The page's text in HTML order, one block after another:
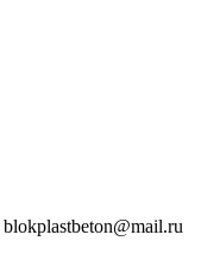
blokplastbeton@mail.ru